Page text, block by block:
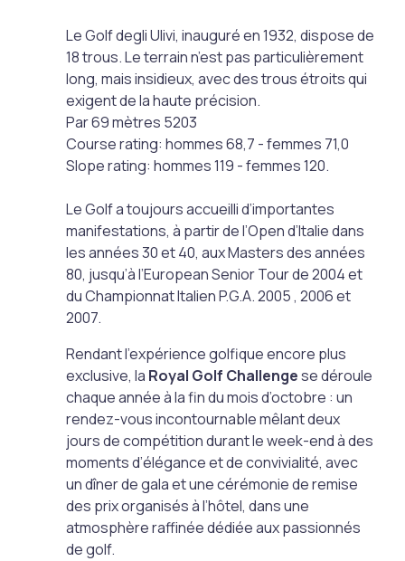
Le Golf degli Ulivi, inauguré en 1932, dispose de
18 trous. Le terrain n’est pas particulièrement
long, mais insidieux, avec des trous étroits qui
exigent de la haute précision.
Par 69 mètres 5203
Course rating: hommes 68,7 - femmes 71,0
Slope rating: hommes 119 - femmes 120.
Le Golf a toujours accueilli d’importantes
manifestations, à partir de l’Open d’Italie dans
les années 30 et 40, aux Masters des années
80, jusqu’à l’European Senior Tour de 2004 et
du Championnat Italien P.G.A. 2005 , 2006 et
2007.
Rendant l’expérience golfique encore plus
exclusive, la Royal Golf Challengese déroule
chaque année à la fin du mois d’octobre : un
rendez-vous incontournable mêlant deux
jours de compétition durant le week-end à des
moments d’élégance et de convivialité, avec
un dîner de gala et une cérémonie de remise
des prix organisés à l’hôtel, dans une
atmosphère raffinée dédiée aux passionnés
de golf.